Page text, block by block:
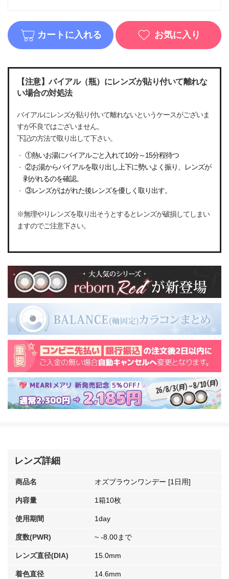
カートに入れる お気に入り
【注意】バイアル（瓶）にレンズが貼り付いて離れな
い場合の対処法
バイアルにレンズが貼り付いて離れないというケースがございま
すが不良ではございません。
下記の方法で取り出して下さい。
①熱いお湯にバイアルごと入れて10分～15分程待つ
②お湯からバイアルを取り出し上下に勢いよく振り、レンズが
剥がれるのを確認。
③レンズがはがれた後レンズを優しく取り出す。
※無理やりレンズを取り出そうとするとレンズが破損してしまい
ますのでご注意下さい。
レンズ詳細
商品名 オズブラウンワンデー [1日用]
内容量 1箱10枚
使用期間 1day
度数(PWR) ~ -8.00まで
レンズ直径(DIA) 15.0mm
着色直径 14.6mm